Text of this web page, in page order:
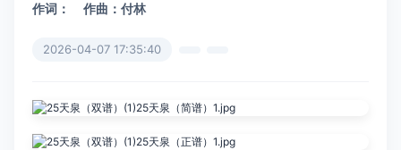
作词： 作曲：付林
2026-04-07 17:35:40